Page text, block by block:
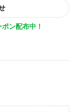
ン配布中！